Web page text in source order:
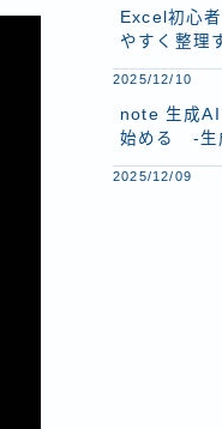
Excel初心
やすく整理
2025/12/10
note 生成AI
始める -生
2025/12/09